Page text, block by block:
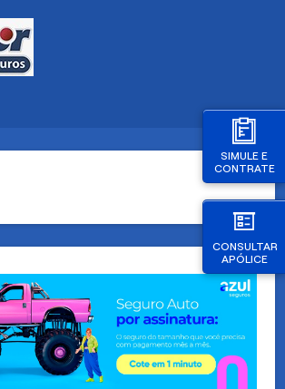
SIMULE E
CONTRATE
CONSULTAR
APÓLICE